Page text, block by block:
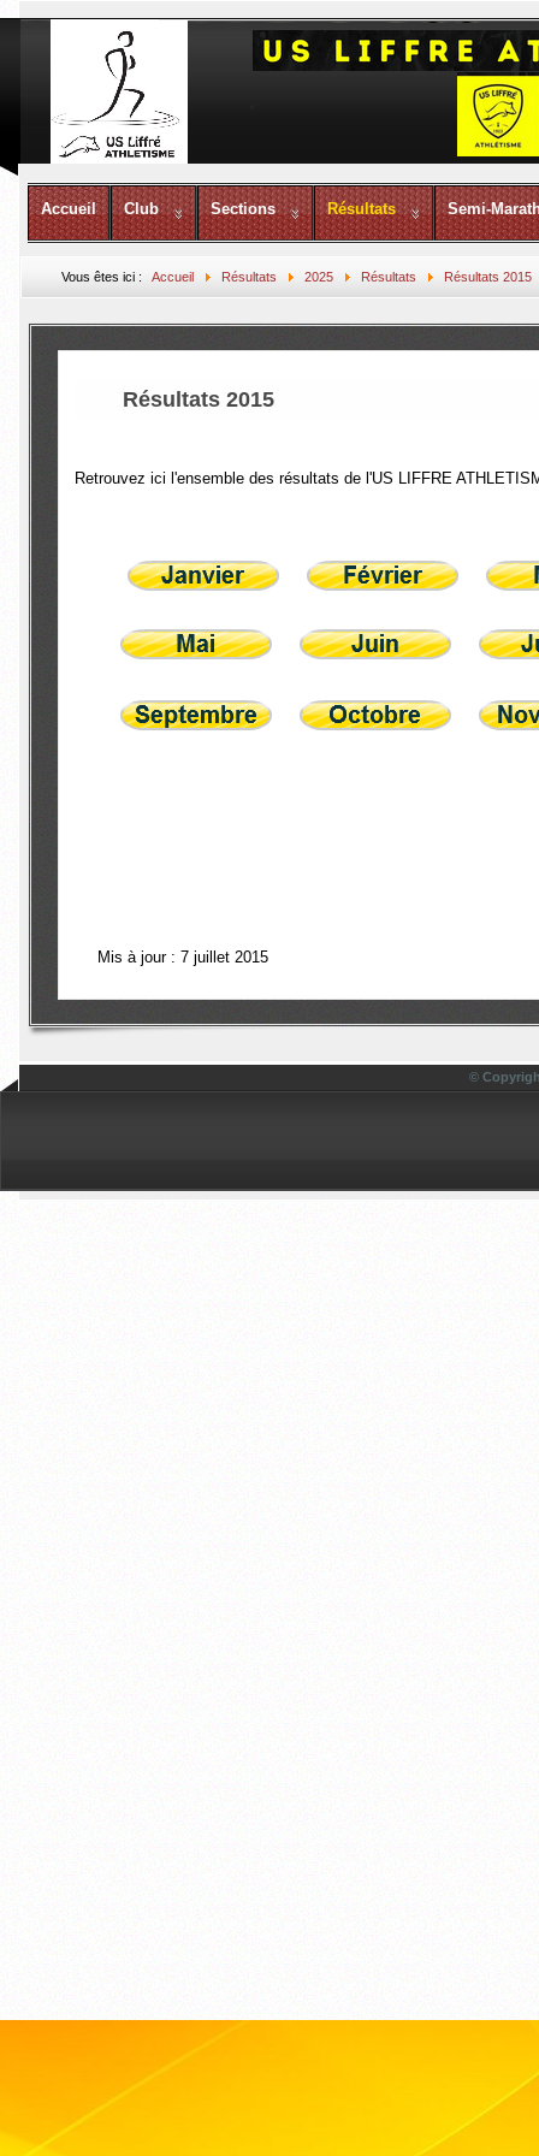
Accueil Club Sections Résultats Semi-
Vous êtes ici :Accueil Résultats 2025 Résultats Résultats 2015
Résultats 2015
Retrouvez ici l'ensemble des résultats de l'US LIFFRE
Mis à jour : 7 juillet 2015
©